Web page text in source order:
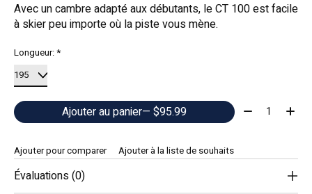
Avec un cambre adapté aux débutants, le CT 100 est facile
à skier peu importe où la piste vous mène.
Longueur:*
Ajouter au panier — $95.99 Quantité:
Ajouter pour comparer Ajouter à la liste de souhaits
Évaluations (0)